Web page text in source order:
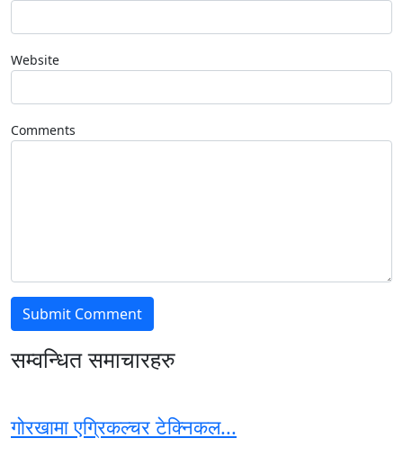
Website
Comments
सम्वन्धित समाचारहरु
गोरखामा एग्रिकल्चर टेक्निकल...